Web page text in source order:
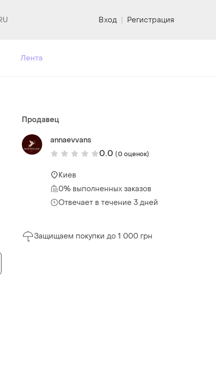
Вход | Регистрация
Лента
Продавец
annaevvans
0.0 (0 оценок)
Киев
0% выполненных заказов
Отвечает в течение 3 дней
Защищаем покупки до 1 000 грн